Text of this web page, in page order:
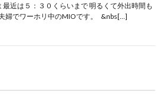
最近は５：３０くらいまで 明るくて外出時間も
婦でワーホリ中のMIOです。 &nbs[…]